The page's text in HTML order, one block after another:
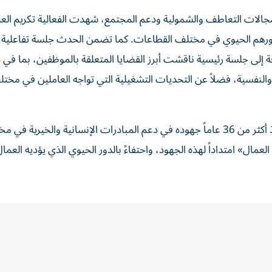
مجالات التعاطف والشمولية ودعم المجتمع، شهدت الفعالية تكريم
الحيوي في مختلف القطاعات. كما تضمن الحدث جلسة تفاعلية
جلسة رئيسية ناقشت أبرز القضايا المتعلقة بالموظفين، بما
فضلاً عن التحديات التشغيلية التي تواجه العاملين في
يُذكر أن مركز عوشة بنت حسين الثقافي والخيري يواصل منذ أكثر من 36 عاماً جهوده في دعم المبادرات الإنسانية
امتداداً لهذه الجهود، واحتفاءً بالدور الحيوي الذي يؤديه